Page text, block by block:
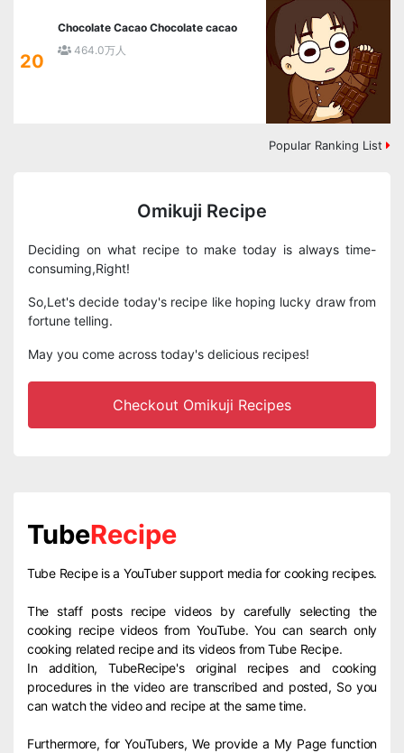
20
Chocolate Cacao Chocolate cacao
464.0万人
Popular Ranking List
Omikuji Recipe
Deciding on what recipe to make today is always time-
consuming,Right!
So,Let's decide today's recipe like hoping lucky draw from
fortune telling.
May you come across today's delicious recipes!
Checkout Omikuji Recipes
TubeRecipe
Tube Recipe is a YouTuber support media for cooking recipes.
The staff posts recipe videos by carefully selecting the
cooking recipe videos from YouTube. You can search only
cooking related recipe and its videos from Tube Recipe.
In addition, TubeRecipe's original recipes and cooking
procedures in the video are transcribed and posted, So you
can watch the video and recipe at the same time.
Furthermore, for YouTubers, We provide a My Page function